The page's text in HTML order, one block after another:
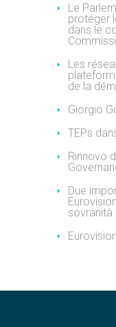
Le
protéger
dans le
Les
de la
Giorgio
TEPs
Rinnovo
Due
sovranità